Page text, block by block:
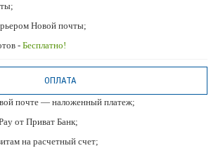
Новой почты;
- Бесплатно!
ОПЛАТА
почте — наложенный платеж;
от Приват Банк;
на расчетный счет;